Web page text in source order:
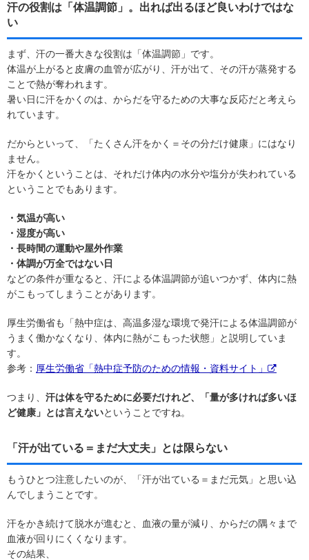
汗の役割は「体温調節」。出れば出るほど良いわけではな
い
まず、汗の一番大きな役割は「体温調節」です。
体温が上がると皮膚の血管が広がり、汗が出て、その汗が蒸発する
ことで熱が奪われます。
暑い日に汗をかくのは、からだを守るための大事な反応だと考えら
れています。
だからといって、「たくさん汗をかく＝その分だけ健康」にはなり
ません。
汗をかくということは、それだけ体内の水分や塩分が失われている
ということでもあります。
・気温が高い
・湿度が高い
・長時間の運動や屋外作業
・体調が万全ではない日
などの条件が重なると、汗による体温調節が追いつかず、体内に熱
がこもってしまうことがあります。
厚生労働省も「熱中症は、高温多湿な環境で発汗による体温調節が
うまく働かなくなり、体内に熱がこもった状態」と説明していま
す。
参考： 厚生労働省「熱中症予防のための情報・資料サイト」
つまり、 汗は体を守るために必要だけれど、「量が多ければ多いほ
ど健康」とは言えないということですね。
「汗が出ている＝まだ大丈夫」とは限らない
もうひとつ注意したいのが、「汗が出ている＝まだ元気」と思い込
んでしまうことです。
汗をかき続けて脱水が進むと、血液の量が減り、からだの隅々まで
血液が回りにくくなります。
その結果、